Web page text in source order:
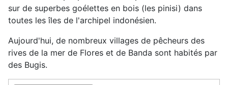
sur de superbes goélettes en bois (les pinisi) dans
toutes les îles de l'archipel indonésien.
Aujourd'hui, de nombreux villages de pêcheurs des
rives de la mer de Flores et de Banda sont habités par
des Bugis.